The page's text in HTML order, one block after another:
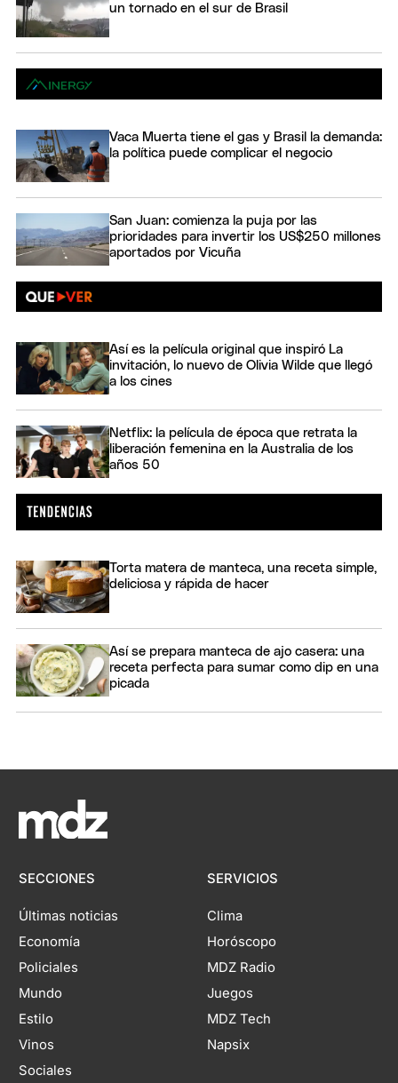
un tornado en el sur de Brasil
Vaca Muerta tiene el gas y Brasil la demanda:
la política puede complicar el negocio
San Juan: comienza la puja por las
prioridades para invertir los US$250 millones
aportados por Vicuña
Así es la película original que inspiró La
invitación, lo nuevo de Olivia Wilde que llegó
a los cines
Netflix: la película de época que retrata la
liberación femenina en la Australia de los
años 50
Torta matera de manteca, una receta simple,
deliciosa y rápida de hacer
Así se prepara manteca de ajo casera: una
receta perfecta para sumar como dip en una
picada
SECCIONES
Últimas noticias
Economía
Policiales
Mundo
Estilo
Vinos
Sociales
SERVICIOS
Clima
Horóscopo
MDZ Radio
Juegos
MDZ Tech
Napsix